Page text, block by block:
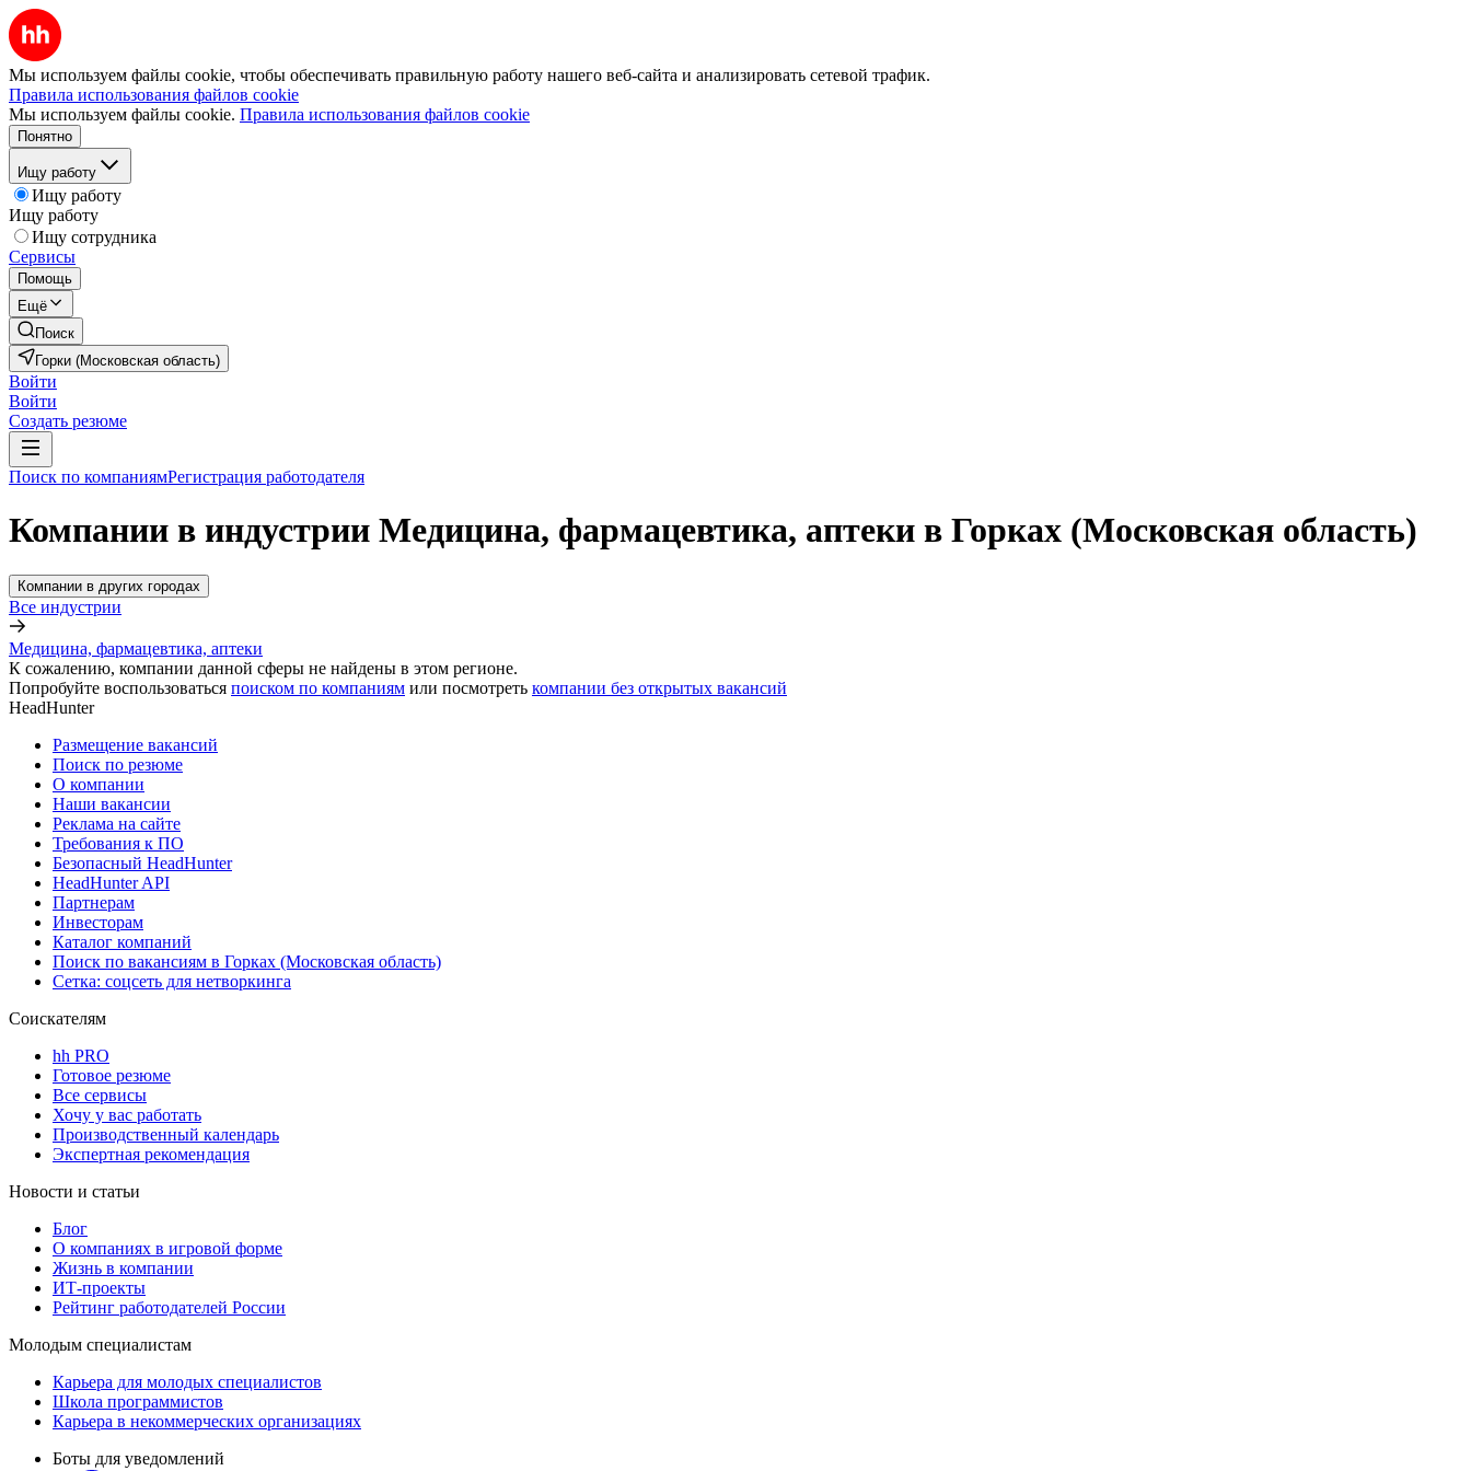
Мы используем файлы cookie, чтобы обеспечивать правильную работу нашего веб-сайта и анализировать сетевой трафик.
Правила использования файлов cookie
Мы используем файлы cookie. Правила использования файлов cookie
Понятно
Ищу работу
Ищу работу
Ищу работу
Ищу сотрудника
Сервисы
Помощь
Ещё
Поиск
Горки (Московская область)
Войти
Войти
Создать резюме
Поиск по компаниямРегистрация работодателя
Компании в индустрии Медицина, фармацевтика, аптеки в Горках (Московская область)
Компании в других городах
Все индустрии
Медицина, фармацевтика, аптеки
К сожалению, компании данной сферы не найдены в этом регионе.
Попробуйте воспользоваться поиском по компаниям или посмотреть компании без открытых вакансий
HeadHunter
Размещение вакансий
Поиск по резюме
О компании
Наши вакансии
Реклама на сайте
Требования к ПО
Безопасный HeadHunter
HeadHunter API
Партнерам
Инвесторам
Каталог компаний
Поиск по вакансиям в Горках (Московская область)
Сетка: соцсеть для нетворкинга
Соискателям
hh PRO
Готовое резюме
Все сервисы
Хочу у вас работать
Производственный календарь
Экспертная рекомендация
Новости и статьи
Блог
О компаниях в игровой форме
Жизнь в компании
ИТ-проекты
Рейтинг работодателей России
Молодым специалистам
Карьера для молодых специалистов
Школа программистов
Карьера в некоммерческих организациях
Боты для уведомлений